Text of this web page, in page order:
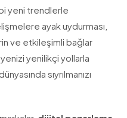
yeni trendlerle
ayak uydurması,
ve etkileşimli bağlar
yenilikçi yollarla
sıyrılmanızı